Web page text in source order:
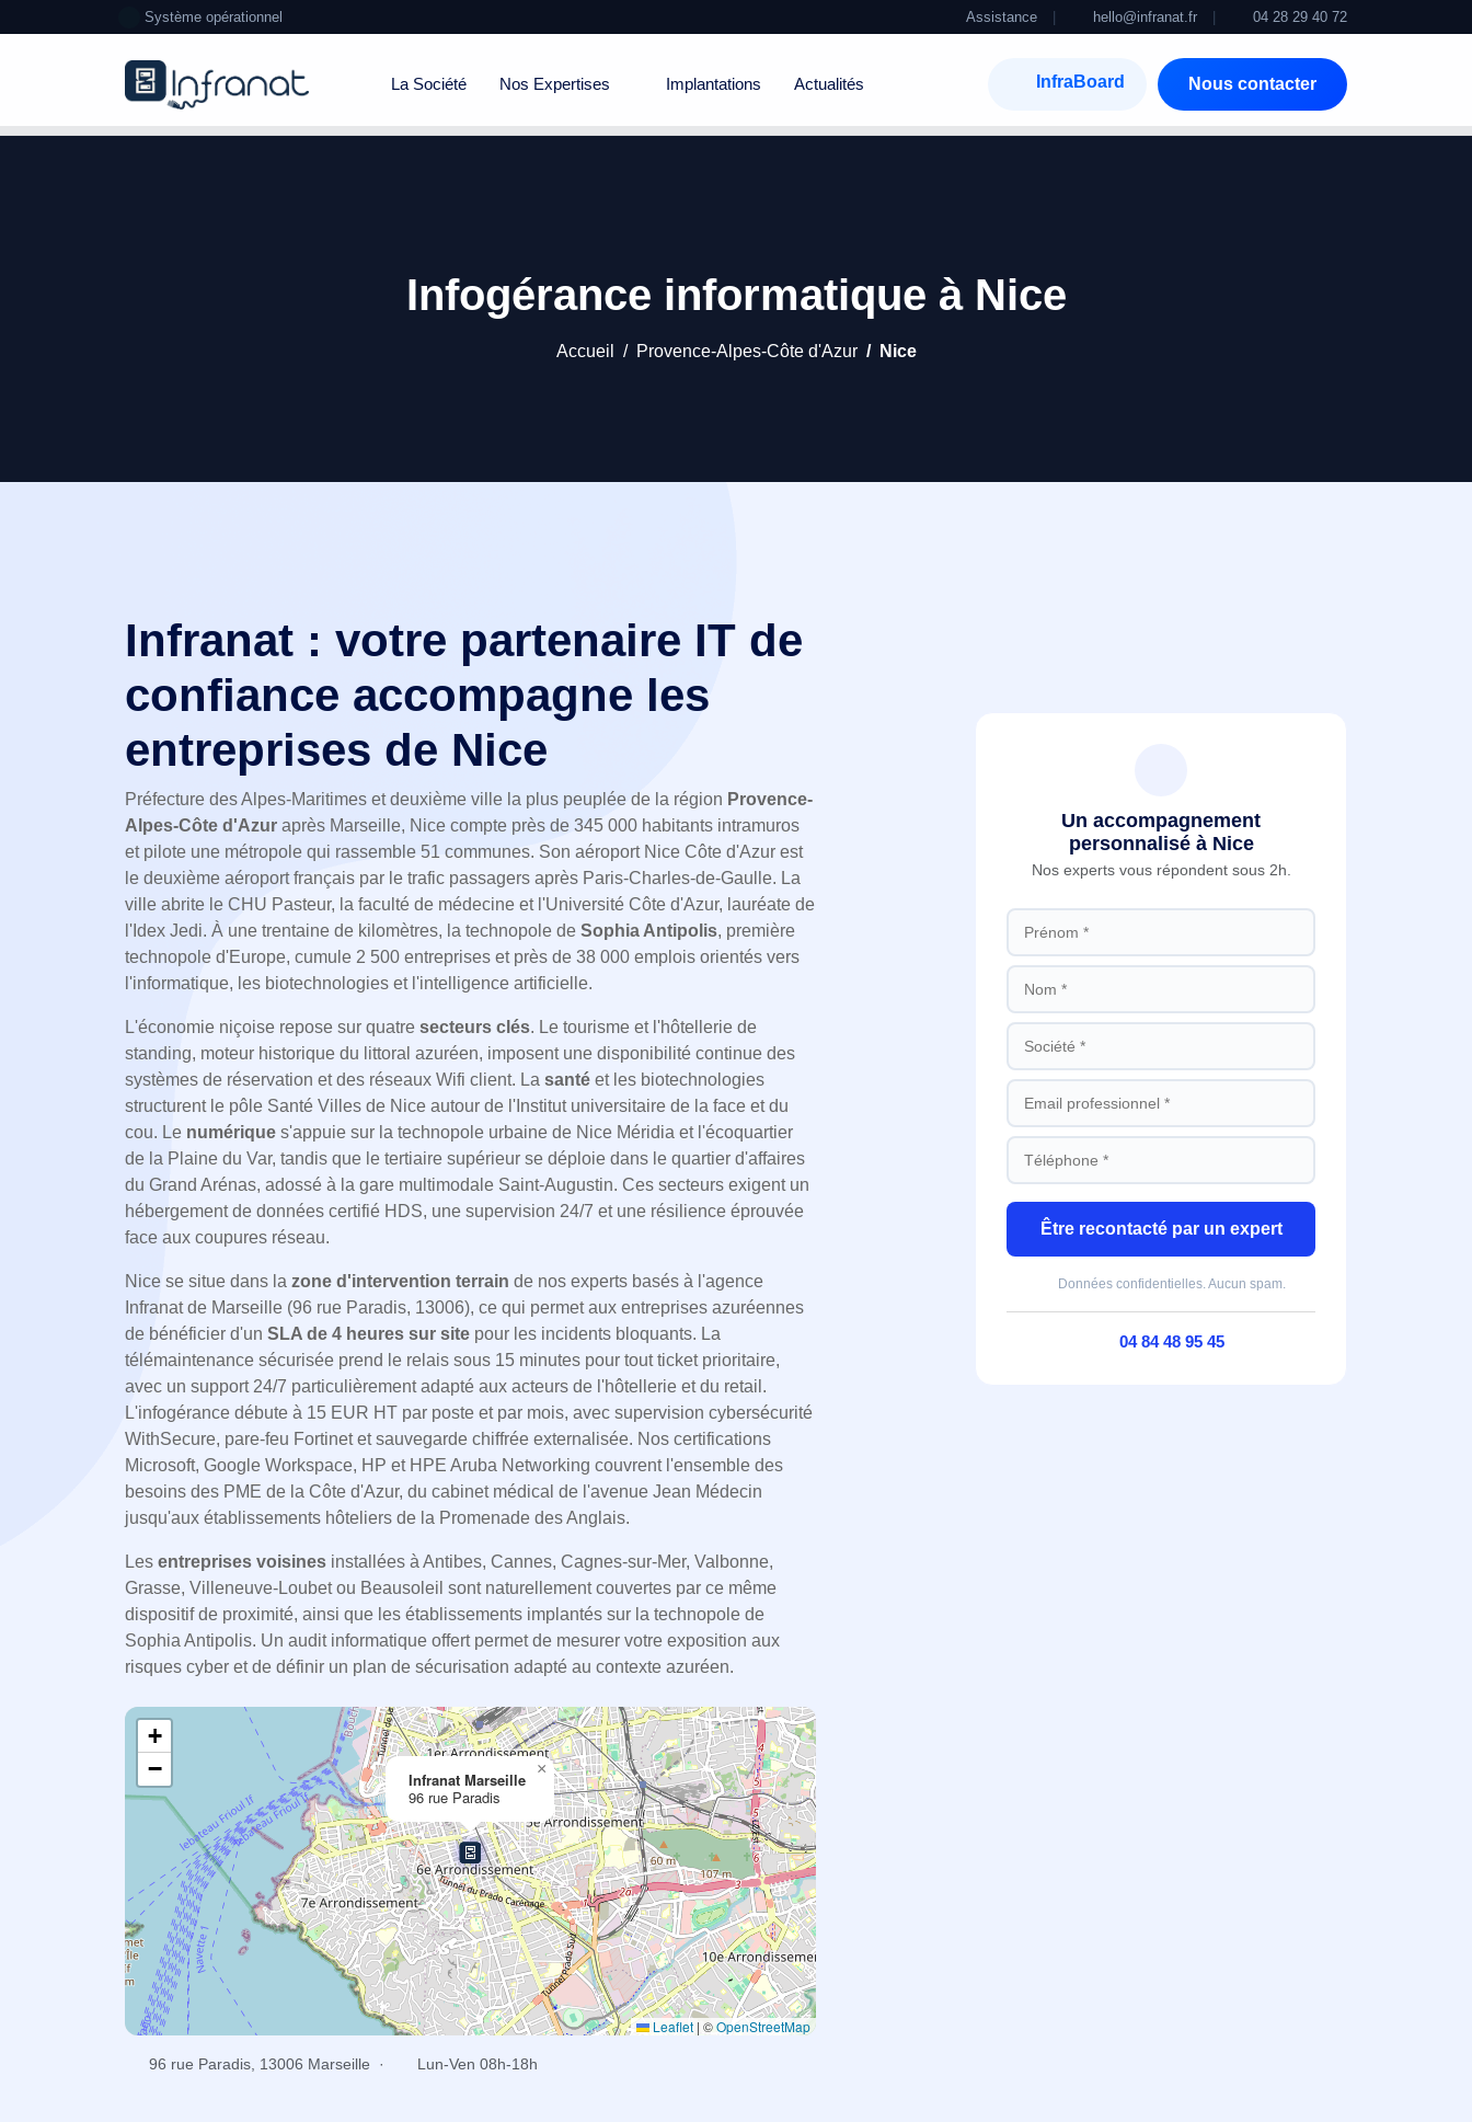
Système opérationnel Assistance hello@infranat.fr 04 28 29 40 72
La Société Nos Expertises Implantations Actualités InfraBoard Nous contacter
Infogérance informatique à Nice
Accueil Provence-Alpes-Côte d'Azur Nice
Infranat : votre partenaire IT de
confiance accompagne les
entreprises de Nice
Préfecture des Alpes-Maritimes et deuxième ville la plus peuplée de la région Provence-
Alpes-Côte d'Azur après Marseille, Nice compte près de 345 000 habitants intramuros
et pilote une métropole qui rassemble 51 communes. Son aéroport Nice Côte d'Azur est
le deuxième aéroport français par le trafic passagers après Paris-Charles-de-Gaulle. La
ville abrite le CHU Pasteur, la faculté de médecine et l'Université Côte d'Azur, lauréate de
l'Idex Jedi. À une trentaine de kilomètres, la technopole de Sophia Antipolis, première
technopole d'Europe, cumule 2 500 entreprises et près de 38 000 emplois orientés vers
l'informatique, les biotechnologies et l'intelligence artificielle.
L'économie niçoise repose sur quatre secteurs clés. Le tourisme et l'hôtellerie de
standing, moteur historique du littoral azuréen, imposent une disponibilité continue des
systèmes de réservation et des réseaux Wifi client. La santé et les biotechnologies
structurent le pôle Santé Villes de Nice autour de l'Institut universitaire de la face et du
cou. Le numérique s'appuie sur la technopole urbaine de Nice Méridia et l'écoquartier
de la Plaine du Var, tandis que le tertiaire supérieur se déploie dans le quartier d'affaires
du Grand Arénas, adossé à la gare multimodale Saint-Augustin. Ces secteurs exigent un
hébergement de données certifié HDS, une supervision 24/7 et une résilience éprouvée
face aux coupures réseau.
Nice se situe dans la zone d'intervention terrain de nos experts basés à l'agence
Infranat de Marseille (96 rue Paradis, 13006), ce qui permet aux entreprises azuréennes
de bénéficier d'un SLA de 4 heures sur site pour les incidents bloquants. La
télémaintenance sécurisée prend le relais sous 15 minutes pour tout ticket prioritaire,
avec un support 24/7 particulièrement adapté aux acteurs de l'hôtellerie et du retail.
L'infogérance débute à 15 EUR HT par poste et par mois, avec supervision cybersécurité
WithSecure, pare-feu Fortinet et sauvegarde chiffrée externalisée. Nos certifications
Microsoft, Google Workspace, HP et HPE Aruba Networking couvrent l'ensemble des
besoins des PME de la Côte d'Azur, du cabinet médical de l'avenue Jean Médecin
jusqu'aux établissements hôteliers de la Promenade des Anglais.
Les entreprises voisines installées à Antibes, Cannes, Cagnes-sur-Mer, Valbonne,
Grasse, Villeneuve-Loubet ou Beausoleil sont naturellement couvertes par ce même
dispositif de proximité, ainsi que les établissements implantés sur la technopole de
Sophia Antipolis. Un audit informatique offert permet de mesurer votre exposition aux
risques cyber et de définir un plan de sécurisation adapté au contexte azuréen.
Infranat Marseille
96 rue Paradis
×
+
−
Leaflet | ©OpenStreetMap
96 rue Paradis, 13006 Marseille · Lun-Ven 08h-18h
Un accompagnement
personnalisé à Nice
Nos experts vous répondent sous 2h.
Être recontacté par un expert
Données confidentielles. Aucun spam.
04 84 48 95 45